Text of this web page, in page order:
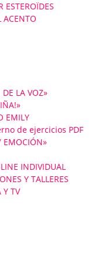
ESTEROÏDES
LA VOZ»
EMILY
de ejercicios PDF
EMOCIÓN»
INDIVIDUAL
Y TALLERES
Y TV